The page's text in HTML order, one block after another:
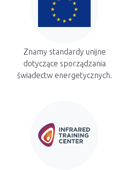
Znamy standardy unijne
dotyczące sporządzania
świadectw energetycznych.